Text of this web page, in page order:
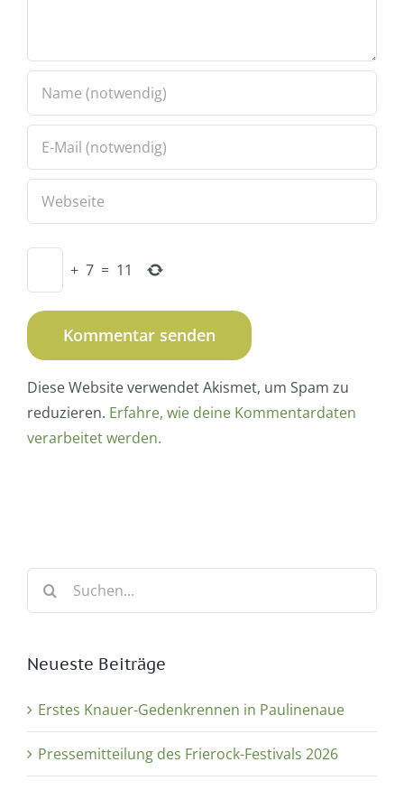
+ 7 = 11
Diese Website verwendet Akismet, um Spam zu
reduzieren. Erfahre, wie deine Kommentardaten
verarbeitet werden.
Suche
Neueste Beiträge
Erstes Knauer-Gedenkrennen in Paulinenaue
Pressemitteilung des Frierock-Festivals 2026